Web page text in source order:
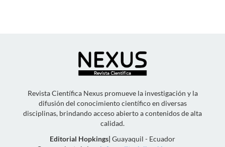
Revista Científica Nexus promueve la investigación y la
difusión del conocimiento científico en diversas
disciplinas, brindando acceso abierto a contenidos de alta
calidad.
Editorial Hopkings| Guayaquil - Ecuador